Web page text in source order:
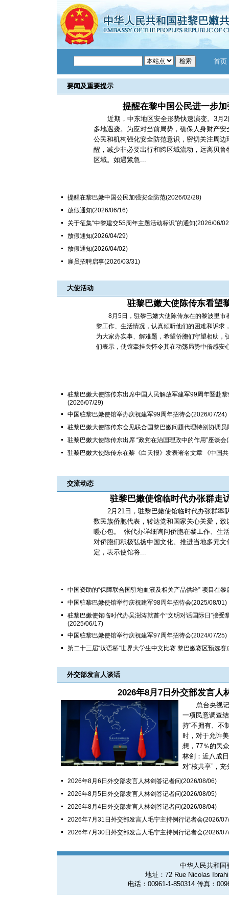
首页
要闻及重要提示
提醒在黎中国公民进一步
近期，中东地区安全形势快速演变。3月
多地遇袭。为应对当前局势，确保人身财产
公民和机构强化安全防范意识，密切关注周
醒，减少非必要出行和跨区域流动，远离贝
区域。如遇紧急...
提醒在黎巴嫩中国公民加强安全防范(2026/02/28)
放假通知(2026/06/16)
关于征集“中黎建交55周年主题活动标识”的通知(2026/06/
放假通知(2026/04/29)
放假通知(2026/04/02)
雇员招聘启事(2026/03/31)
大使活动
驻黎巴嫩大使陈传东看望
8月5日，驻黎巴嫩大使陈传东在的黎波里市
黎工作、生活情况，认真倾听他们的困难和诉求
为大家办实事、解难题，希望侨胞们守望相助，
们表示，使馆牵挂关怀令其在动荡局势中倍感安
驻黎巴嫩大使陈传东出席中国人民解放军建军99周年暨赴
(2026/07/29)
中国驻黎巴嫩使馆举办庆祝建军99周年招待会(2026/07/24)
驻黎巴嫩大使陈传东会见联合国黎巴嫩问题代理特别协调员
驻黎巴嫩大使陈传东出席 “政党在治国理政中的作用”座谈会
驻黎巴嫩大使陈传东在黎《白天报》发表署名文章 《中国
交流动态
驻黎巴嫩使馆临时代办张群走
2月21日，驻黎巴嫩使馆临时代办张群率
数民族侨胞代表，转达党和国家关心关爱，
暖心包。 张代办详细询问侨胞在黎工作、生
对侨胞们积极弘扬中国文化、推进当地多元
定，表示使馆将...
中国资助的“保障联合国驻地血液及相关产品供给” 项目在黎
中国驻黎巴嫩使馆举行庆祝建军98周年招待会(2025/08/01)
驻黎巴嫩使馆临时代办吴澍涛就首个“文明对话国际日”接受
(2025/06/17)
中国驻黎巴嫩使馆举行庆祝建军97周年招待会(2024/07/25)
第二十三届“汉语桥”世界大学生中文比赛 黎巴嫩赛区预选赛
外交部发言人谈话
2026年8月7日外交部发言人
总台央视
一项民意调查
持“不拥有、不
时，对于允许
想，77％的民
林剑：近八成
对“核共享”，
2026年8月6日外交部发言人林剑答记者问(2026/08/06)
2026年8月5日外交部发言人林剑答记者问(2026/08/05)
2026年8月4日外交部发言人林剑答记者问(2026/08/04)
2026年7月31日外交部发言人毛宁主持例行记者会(2026/
2026年7月30日外交部发言人毛宁主持例行记者会(2026/
中华人民共和国
地址：72 Rue Nicolas
电话：00961-1-850314 传真：